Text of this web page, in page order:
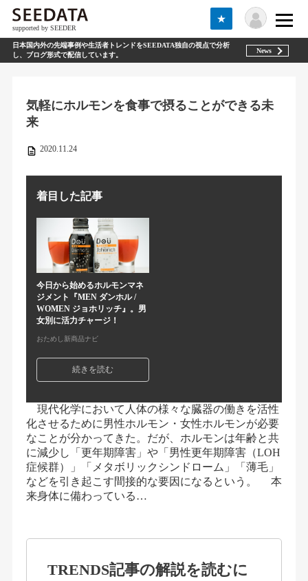
supported by SEEDER
★
日本国内外の先端事例や生活者トレンドをSEEDATA独自の視点で分析
し、ブログ形式で配信しています。
News
気軽にホルモンを食事で摂ることができる未
来
2020.11.24
着目した記事
今日から始めるホルモンマネ
ジメント『MEN ダンホル /
WOMEN ジョホリッチ』。男
女別に活力チャージ！
おためし新商品ナビ
続きを読む
現代化学において人体の様々な臓器の働きを活性
化させるために男性ホルモン・女性ホルモンが必要
なことが分かってきた。だが、ホルモンは年齢と共
に減少し「更年期障害」や「男性更年期障害（LOH
症候群）」「メタボリックシンドローム」「薄毛」
などを引き起こす間接的な要因になるという。 本
来身体に備わっている…
TRENDS記事の解説を読むに